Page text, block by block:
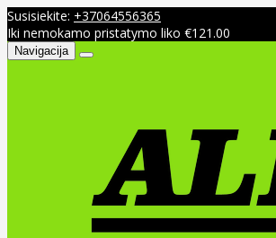
Susisiekite: +37064556365
Iki nemokamo pristatymo liko €121.00
Navigacija